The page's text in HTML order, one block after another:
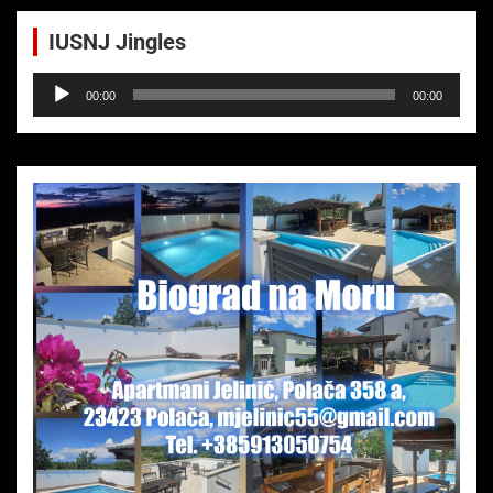
IUSNJ Jingles
Audio-
Player
00:00 00:00